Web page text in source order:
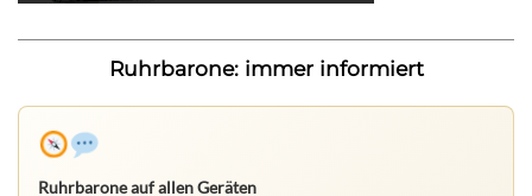
Ruhrbarone: immer informiert
Ruhrbarone auf allen Geräten